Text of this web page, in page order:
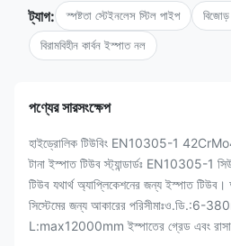
ট্যাগ: স্পষ্টতা স্টেইনলেস স্টিল পাইপ
বিরামবিহীন কার্বন ইস্পাত নল
পণ্যের সারসংক্ষেপ
হাইড্রোলিক টিউবিং EN10305-1
টানা ইস্পাত টিউব স্ট্যান্ডার্ডঃ EN10305-1
টিউব যথার্থ অ্যাপ্লিকেশনের জন্য ইস্পাত টিউব।
সিস্টেমের জন্য আকারের
L:max12000mm ইস্পাতের গ্রেড এবং